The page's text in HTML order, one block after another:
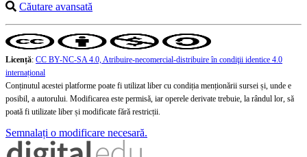
Căutare avansată
Licență: CC BY-NC-SA 4.0, Atribuire-necomercial-distribuire în condiţii identice 4.0
internațional
Conținutul acestei platforme poate fi utilizat liber cu condiția menționării sursei și, unde e
posibil, a autorului. Modificarea este permisă, iar operele derivate trebuie, la rândul lor, să
poată fi utilizate liber și modificate fără restricții.
Semnalați o modificare necesară.